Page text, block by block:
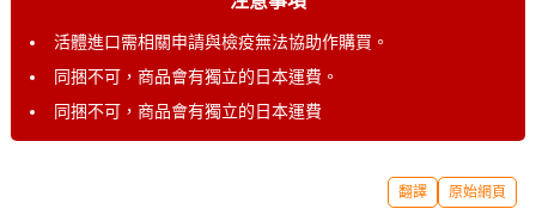
活體進口需相關申請與檢疫無法協助作購買。
同捆不可，商品會有獨立的日本運費。
同捆不可，商品會有獨立的日本運費
翻譯 原始網頁